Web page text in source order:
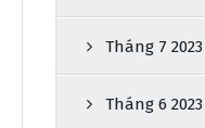
Tháng 7 2023
Tháng 6 2023